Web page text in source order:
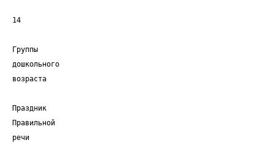
14
Группы
дошкольного
возраста
Праздник
Правильной
речи